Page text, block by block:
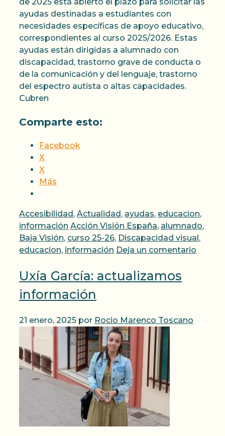
de 2025 está abierto el plazo para solicitar las
ayudas destinadas a estudiantes con
necesidades específicas de apoyo educativo,
correspondientes al curso 2025/2026. Estas
ayudas están dirigidas a alumnado con
discapacidad, trastorno grave de conducta o
de la comunicación y del lenguaje, trastorno
del espectro autista o altas capacidades.
Cubren
Comparte esto:
Facebook
X
X
Más
Categorías
Accesibilidad , Actualidad , ayudas, educacion,
información Etiquetas
Acción Visión España, alumnado,
Baja Visión, curso 25-26, Discapacidad visual ,
educacion, información Deja un comentario
Uxía García: actualizamos
información
21 enero, 2025 por Rocio Marenco Toscano